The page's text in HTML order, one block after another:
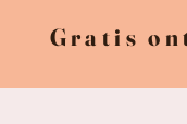
Gratis